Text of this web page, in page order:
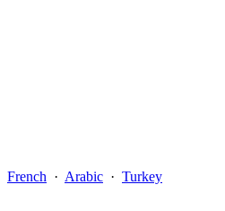
French · Arabic · Turkey